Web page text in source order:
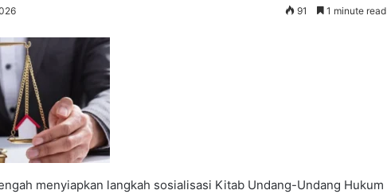
91 1 minute read
menyiapkan langkah sosialisasi Kitab Undang-Undang Hukum